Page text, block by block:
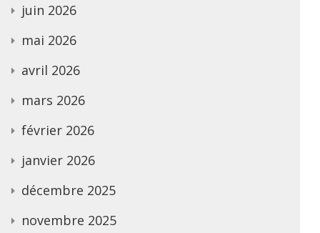
juin 2026
mai 2026
avril 2026
mars 2026
février 2026
janvier 2026
décembre 2025
novembre 2025